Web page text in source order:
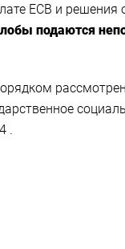
ЕСВ и
подаются
.